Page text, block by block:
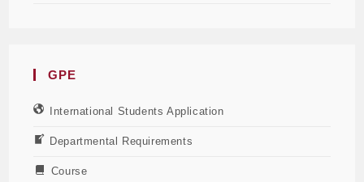
GPE
International Students Application
Departmental Requirements
Course